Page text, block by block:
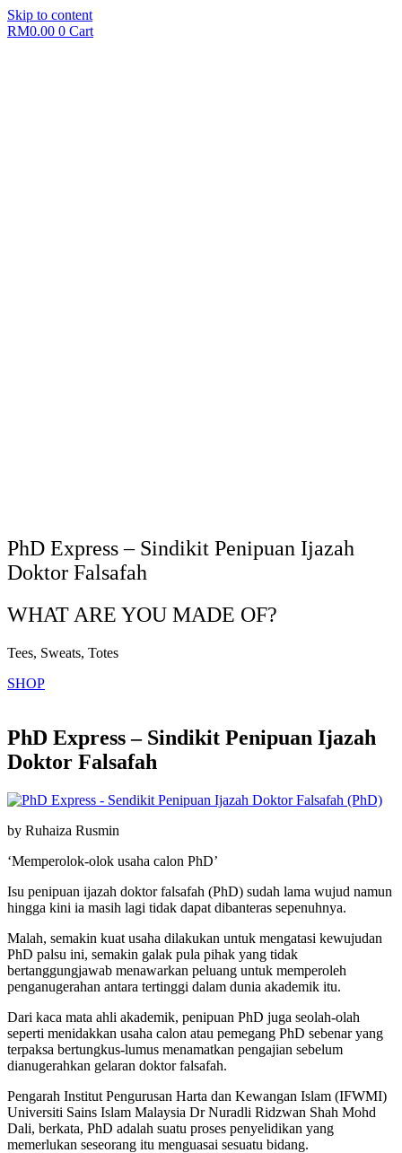
Skip to content
RM0.00 0 Cart
PhD Express – Sindikit Penipuan Ijazah
Doktor Falsafah
WHAT ARE YOU MADE OF?
Tees, Sweats, Totes
SHOP
PhD Express – Sindikit Penipuan Ijazah
Doktor Falsafah
by Ruhaiza Rusmin
‘Memperolok-olok usaha calon PhD’
Isu penipuan ijazah doktor falsafah (PhD) sudah lama wujud namun
hingga kini ia masih lagi tidak dapat dibanteras sepenuhnya.
Malah, semakin kuat usaha dilakukan untuk mengatasi kewujudan
PhD palsu ini, semakin galak pula pihak yang tidak
bertanggungjawab menawarkan peluang untuk memperoleh
penganugerahan antara tertinggi dalam dunia akademik itu.
Dari kaca mata ahli akademik, penipuan PhD juga seolah-olah
seperti menidakkan usaha calon atau pemegang PhD sebenar yang
terpaksa bertungkus-lumus menamatkan pengajian sebelum
dianugerahkan gelaran doktor falsafah.
Pengarah Institut Pengurusan Harta dan Kewangan Islam (IFWMI)
Universiti Sains Islam Malaysia Dr Nuradli Ridzwan Shah Mohd
Dali, berkata, PhD adalah suatu proses penyelidikan yang
memerlukan seseorang itu menguasai sesuatu bidang.